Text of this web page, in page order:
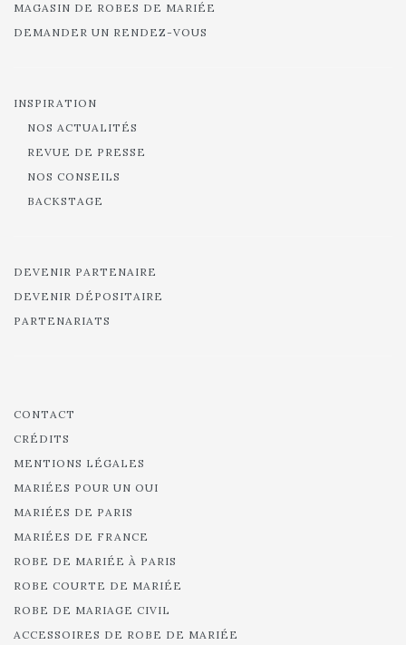
MAGASIN DE ROBES DE MARIÉE
DEMANDER UN RENDEZ-VOUS
INSPIRATION
NOS ACTUALITÉS
REVUE DE PRESSE
NOS CONSEILS
BACKSTAGE
DEVENIR PARTENAIRE
DEVENIR DÉPOSITAIRE
PARTENARIATS
CONTACT
CRÉDITS
MENTIONS LÉGALES
MARIÉES POUR UN OUI
MARIÉES DE PARIS
MARIÉES DE FRANCE
ROBE DE MARIÉE À PARIS
ROBE COURTE DE MARIÉE
ROBE DE MARIAGE CIVIL
ACCESSOIRES DE ROBE DE MARIÉE